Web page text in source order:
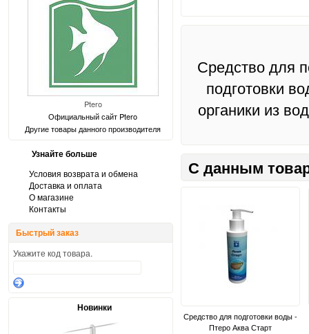
Средство для
подготовки
органики из
С данным
Средство для подготовки воды -
Птеро Аква Старт
Ptero
Официальный сайт Ptero
Другие товары данного производителя
Узнайте больше
Условия возврата и обмена
Доставка и оплата
О магазине
Контакты
Быстрый заказ
Укажите код товара.
Новинки